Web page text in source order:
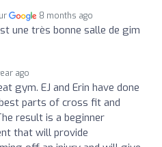
8 months ago
une très bonne salle de gim
ago
gym. EJ and Erin have done
parts of cross fit and
result is a beginner
that will provide